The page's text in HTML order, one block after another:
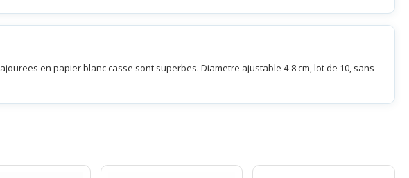
ajourees en papier blanc casse sont superbes. Diametre ajustable 4-8 cm, lot de 10, sans